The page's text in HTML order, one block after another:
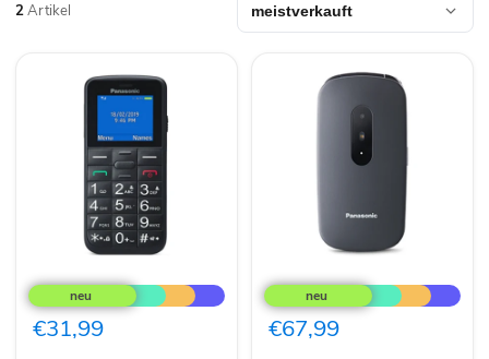
2Artikel
KX-
TU110EXB
€31,99
KX-
TU446EXG
6,1
cm
€67,99